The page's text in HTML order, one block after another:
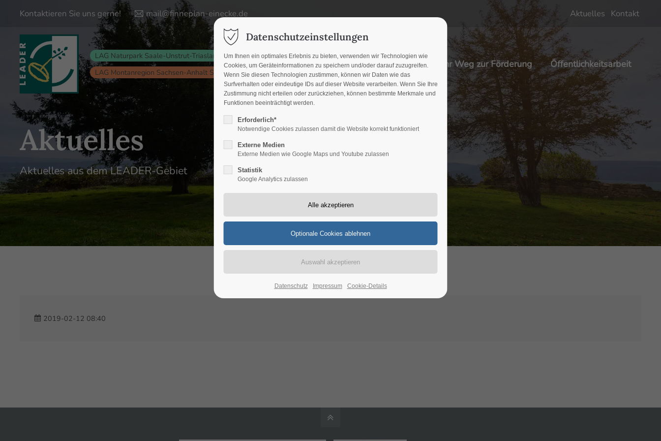
Benutzername
Passwort
Register | Lost your password?
Support
Lorem ipsum dolor sit amet:
24h/ 365days
We offer support for our customers
Mon - Fri 8:00am - 5:00pm
Cybersteel Inc.
376-293 City Road, Suite 600
San Francisco, CA 94102
+44 1234 567 890
Drop us a line
About us
Lorem ipsum dolor sit amet,
consectetuer adipiscing elit.
Aenean commodo ligula eget dolor.
Aenean massa. Cum sociis natoque
penatibus et magnis dis parturient
montes, nascetur ridiculus mus.
Donec quam felis, ultricies nec.
Kontaktieren Sie uns gerne! mail@finneplan-einecke.de Aktuelles Kontakt
LAG Naturpark Saale-Unstrut-Triasland
LAG Montanregion Sachsen-Anhalt Süd
Ihr Weg zur Förderung Öffentlichkeitsarbeit
Aktuelles
Aktuelles aus dem LEADER-Gebiet
2019-02-12 08:40
Datenschutzeinstellungen
Um Ihnen ein optimales Erlebnis zu bieten, verwenden wir Technologien wie
Cookies, um Geräteinformationen zu speichern und/oder darauf zuzugreifen.
Wenn Sie diesen Technologien zustimmen, können wir Daten wie das
Surfverhalten oder eindeutige IDs auf dieser Website verarbeiten. Wenn Sie Ihre
Zustimmung nicht erteilen oder zurückziehen, können bestimmte Merkmale und
Funktionen beeinträchtigt werden.
Erforderlich*
Notwendige Cookies zulassen damit die Website korrekt funktioniert
Externe Medien
Externe Medien wie Google Maps und Youtube zulassen
Statistik
Google Analytics zulassen
Datenschutz Impressum Cookie-Details